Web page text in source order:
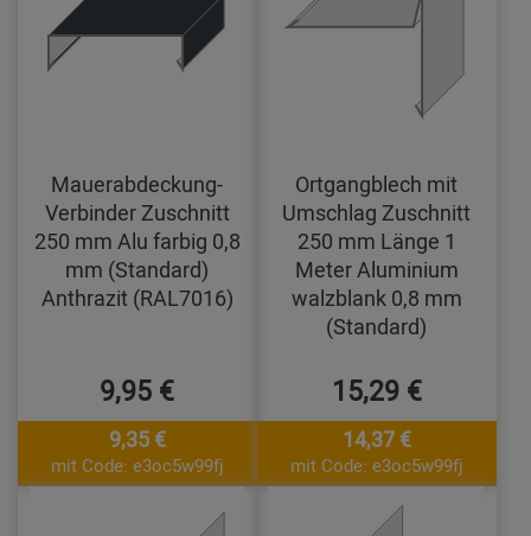
Mauerabdeckung-
Verbinder Zuschnitt
250 mm Alu farbig 0,8
mm (Standard)
Anthrazit (RAL7016)
9,95 €
9,35 €
mit Code: e3oc5w99fj
Ortgangblech mit
Umschlag Zuschnitt
250 mm Länge 1
Meter Aluminium
walzblank 0,8 mm
(Standard)
15,29 €
14,37 €
mit Code: e3oc5w99fj